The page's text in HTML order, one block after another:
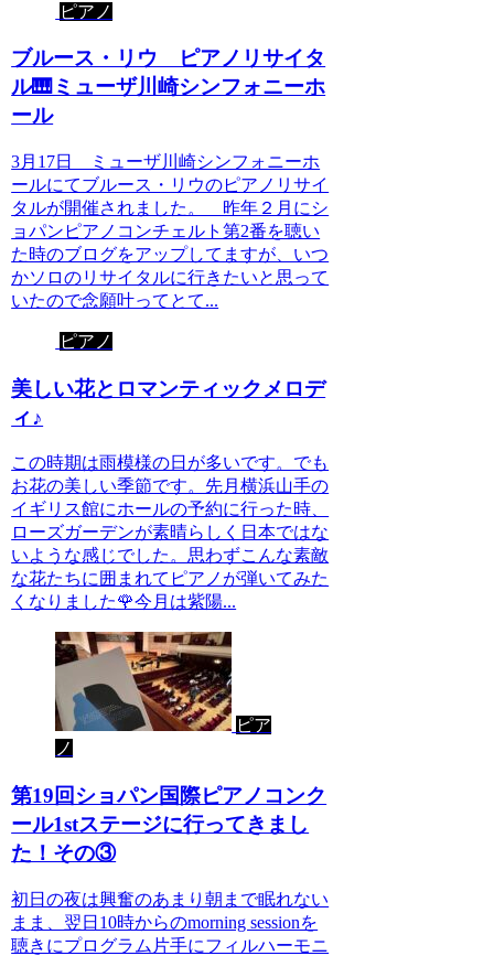
ピアノ
ブルース・リウ ピアノリサイタ
ル🎹ミューザ川崎シンフォニーホ
ール
3月17日 ミューザ川崎シンフォニーホ
ールにてブルース・リウのピアノリサイ
タルが開催されました。 昨年２月にシ
ョパンピアノコンチェルト第2番を聴い
た時のブログをアップしてますが、いつ
かソロのリサイタルに行きたいと思って
いたので念願叶ってとて...
ピアノ
美しい花とロマンティックメロデ
ィ♪
この時期は雨模様の日が多いです。でも
お花の美しい季節です。先月横浜山手の
イギリス館にホールの予約に行った時、
ローズガーデンが素晴らしく日本ではな
いような感じでした。思わずこんな素敵
な花たちに囲まれてピアノが弾いてみた
くなりました🌹今月は紫陽...
ピア
ノ
第19回ショパン国際ピアノコンク
ール1stステージに行ってきまし
た！その③
初日の夜は興奮のあまり朝まで眠れない
まま、翌日10時からのmorning sessionを
聴きにプログラム片手にフィルハーモニ